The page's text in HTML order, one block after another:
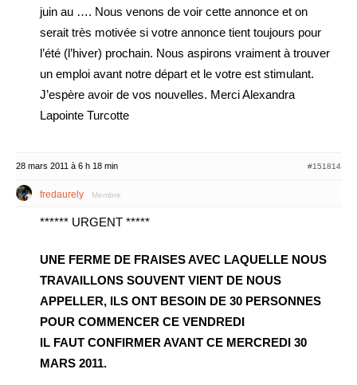
juin au …. Nous venons de voir cette annonce et on
serait très motivée si votre annonce tient toujours pour
l’été (l’hiver) prochain. Nous aspirons vraiment à trouver
un emploi avant notre départ et le votre est stimulant.
J’espère avoir de vos nouvelles. Merci Alexandra
Lapointe Turcotte
28 mars 2011 à 6 h 18 min #151814
fredaurely Membre
****** URGENT *****
UNE FERME DE FRAISES AVEC LAQUELLE NOUS
TRAVAILLONS SOUVENT VIENT DE NOUS
APPELLER, ILS ONT BESOIN DE 30 PERSONNES
POUR COMMENCER CE VENDREDI
IL FAUT CONFIRMER AVANT CE MERCREDI 30
MARS 2011.